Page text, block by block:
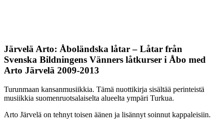
Järvelä Arto: Åboländska låtar – Låtar från
Svenska Bildningens Vänners låtkurser i Åbo med
Arto Järvelä 2009-2013
Turunmaan kansanmusiikkia. Tämä nuottikirja sisältää perinteistä
musiikkia suomenruotsalaiselta alueelta ympäri Turkua.
Arto Järvelä on tehnyt toisen äänen ja lisännyt soinnut kappaleisiin.